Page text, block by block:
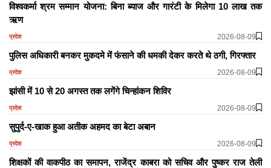
विश्वकर्मा श्रम सम्मान योजना: बिना ब्याज और गारंटी के मिलेगा 10 लाख तक
ऋण
प्रदेश 2026-08-09
पुलिस अधिकारी बनकर मुकदमे में फंसाने की धमकी देकर करते थे ठगी, गिरफ्तार
प्रदेश 2026-08-09
झांसी में 10 से 20 अगस्त तक लगेंगे चिन्हांकन शिविर
प्रदेश 2026-08-09
सुपुर्द-ए-खाक हुआ अतीक अहमद का बेटा अबान
प्रदेश 2026-08-09
शिक्षकों की वाकपीठ का समापन, राजेंद्र काबरा को सचिव और पुष्कर राज तेली